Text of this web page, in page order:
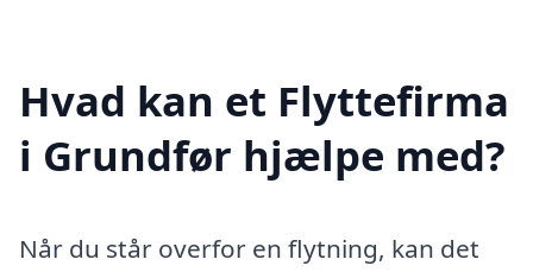
Hvad kan et Flyttefirma
i Grundfør hjælpe med?
Når du står overfor en flytning, kan det